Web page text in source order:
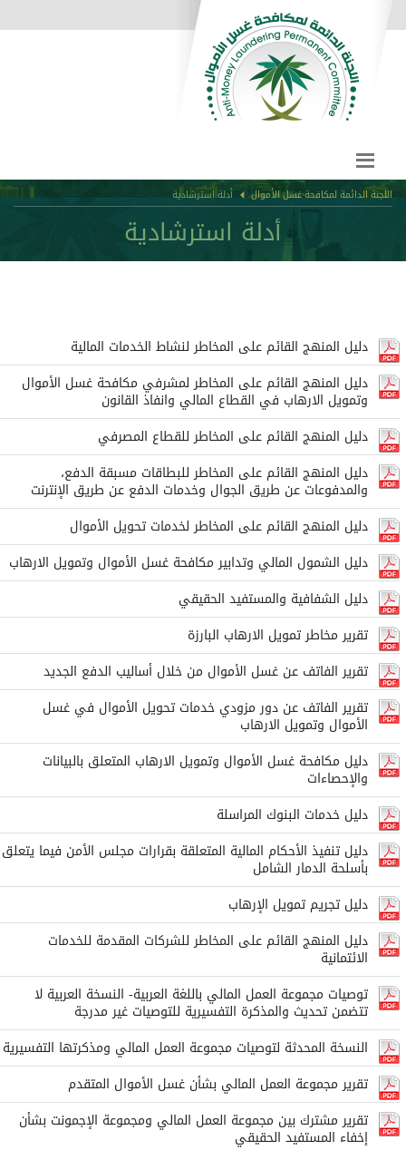
اللجنة الدائمة لمكافحة غسل الأموال أدلة استرشادية
أدلة استرشادية
دليل المنهج القائم على المخاطر لنشاط الخدمات المالية
دليل المنهج القائم على المخاطر لمشرفي مكافحة غسل الأموال
وتمويل الارهاب في القطاع المالي وانفاذ القانون
دليل المنهج القائم على المخاطر للقطاع المصرفي
دليل المنهج القائم على المخاطر للبطاقات مسبقة الدفع،
والمدفوعات عن طريق الجوال وخدمات الدفع عن طريق الإنترنت
دليل المنهج القائم على المخاطر لخدمات تحويل الأموال
دليل الشمول المالي وتدابير مكافحة غسل الأموال وتمويل الارهاب
دليل الشفافية والمستفيد الحقيقي
تقرير مخاطر تمويل الارهاب البارزة
تقرير الفاتف عن غسل الأموال من خلال أساليب الدفع الجديد
تقرير الفاتف عن دور مزودي خدمات تحويل الأموال في غسل
الأموال وتمويل الارهاب
دليل مكافحة غسل الأموال وتمويل الارهاب المتعلق بالبيانات
والإحصاءات
دليل خدمات البنوك المراسلة
دليل تنفيذ الأحكام المالية المتعلقة بقرارات مجلس الأمن فيما يتعلق
بأسلحة الدمار الشامل
دليل تجريم تمويل الإرهاب
دليل المنهج القائم على المخاطر للشركات المقدمة للخدمات
الائتمانية
توصيات مجموعة العمل المالي باللغة العربية- النسخة العربية لا
تتضمن تحديث والمذكرة التفسيرية للتوصيات غير مدرجة
النسخة المحدثة لتوصيات مجموعة العمل المالي ومذكرتها التفسيرية
تقرير مجموعة العمل المالي بشأن غسل الأموال المتقدم
تقرير مشترك بين مجموعة العمل المالي ومجموعة الإجمونت بشأن
إخفاء المستفيد الحقيقي